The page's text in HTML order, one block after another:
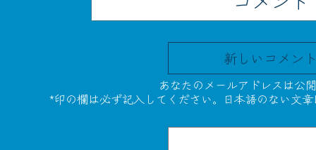
新しいコメン
あなたのメールアドレスは公
*印の欄は必ず記入してください。日本語のない文